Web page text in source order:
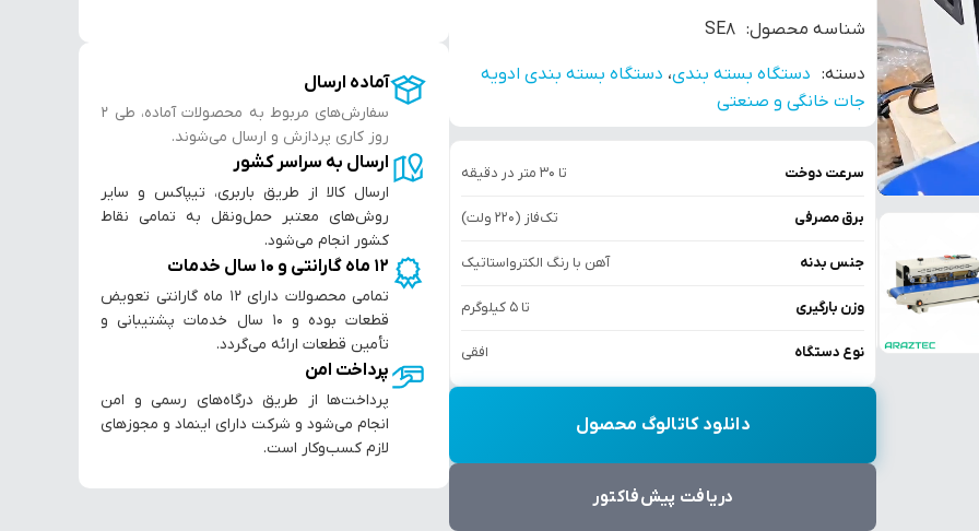
شناسه محصول: SE8
دسته: دستگاه بسته بندی، دستگاه بسته بندی ادویه
جات خانگی و صنعتی
سرعت دوخت تا 30 متر در دقیقه
برق مصرفی تک‌فاز (220 ولت)
جنس بدنه آهن با رنگ الکترواستاتیک
وزن بارگیری تا 5 کیلوگرم
نوع دستگاه افقی
دانلود کاتالوگ محصول
دریافت پیش‌فاکتور
آماده ارسال
سفارش‌های مربوط به محصولات آماده، طی ۲
روز کاری پردازش و ارسال می‌شوند.
ارسال به سراسر کشور
ارسال کالا از طریق باربری، تیپاکس و سایر
روش‌های معتبر حمل‌ونقل به تمامی نقاط
کشور انجام می‌شود.
۱۲ ماه گارانتی و ۱۰ سال خدمات
تمامی محصولات دارای ۱۲ ماه گارانتی تعویض
قطعات بوده و ۱۰ سال خدمات پشتیبانی و
تأمین قطعات ارائه می‌گردد.
پرداخت امن
پرداخت‌ها از طریق درگاه‌های رسمی و امن
انجام می‌شود و شرکت دارای اینماد و مجوزهای
لازم کسب‌وکار است.